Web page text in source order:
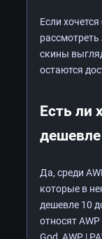
Если
рассмотреть
скины
остаются
Есть ли
Да, среди
которые в
дешевле 10
относят